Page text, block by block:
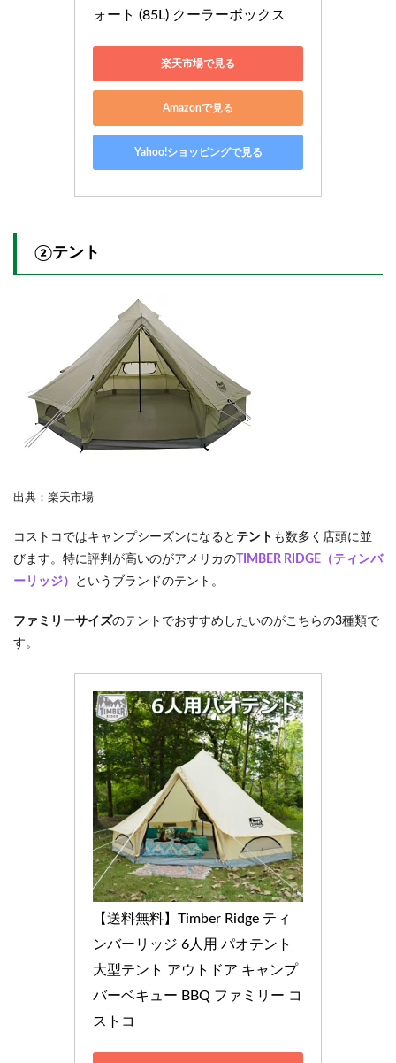
ォート (85L) クーラーボックス
楽天市場で見る
Amazonで見る
Yahoo!ショッピングで見る
②テント
出典：楽天市場
コストコではキャンプシーズンになると テント も数多く店頭に並
びます。特に評判が高いのがアメリカの TIMBER RIDGE（ティンバ
ーリッジ）
というブランドのテント。
ファミリーサイズのテントでおすすめしたいのがこちらの3種類で
す。
【送料無料】Timber Ridge ティ
ンバーリッジ 6人用 パオテント
大型テント アウトドア キャンプ
バーベキュー BBQ ファミリー コ
ストコ